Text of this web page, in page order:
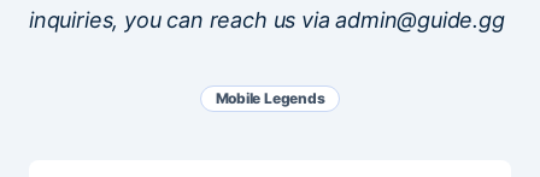
inquiries, you can reach us via admin@guide.gg
Mobile Legends